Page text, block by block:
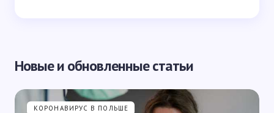
Новые и обновленные статьи
КОРОНАВИРУС В ПОЛЬШЕ